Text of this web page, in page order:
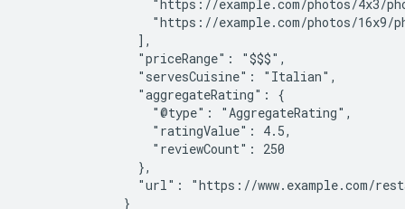
"https://example.com/photos/4x3/
"https://example.com/photos/16x9/
                ],
                "priceRange": "$$$",
                "servesCuisine": "Italian",
                "aggregateRating": {
                  "@type": "AggregateRating",
                  "ratingValue": 4.5,
                  "reviewCount": 250
                },
"url": "https://www.example.com/
              }